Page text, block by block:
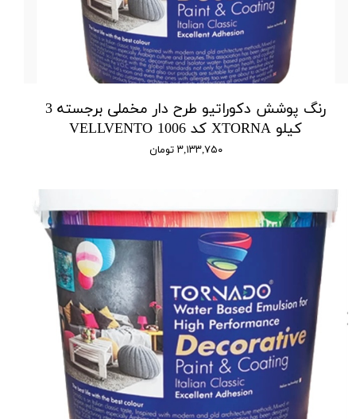
رنگ پوشش دکوراتیو طرح دار مخملی برجسته 3
کیلو XTORNA کد 1006 VELLVENTO
۳,۱۳۳,۷۵۰ تومان